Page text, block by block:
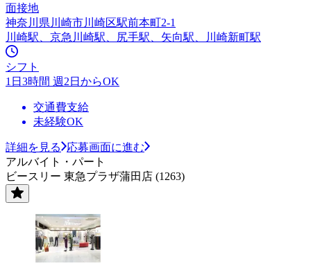
面接地
神奈川県川崎市川崎区駅前本町2-1
川崎駅、京急川崎駅、尻手駅、矢向駅、川崎新町駅
シフト
1日3時間 週2日からOK
交通費支給
未経験OK
詳細を見る
応募画面に進む
アルバイト・パート
ビースリー 東急プラザ蒲田店 (1263)